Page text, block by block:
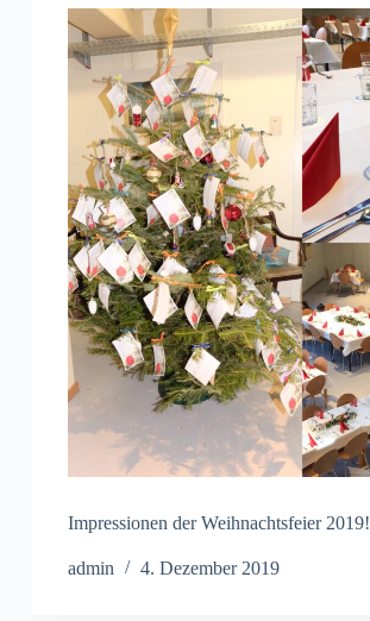
Impressionen der Weihnachtsfeier 2019!
admin 4. Dezember 2019